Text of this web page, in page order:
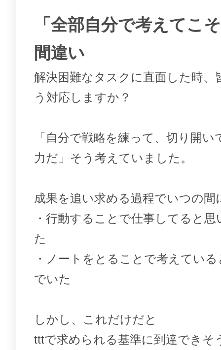
「全部自分で考えてこ
間違い
解決困難なタスクに直面した時、
う対応しますか？
「自分で戦略を練って、切り開い
力だ」そう考えていました。
成果を追い求める過程でいつの間
・行動することで仕事してると
た
・ノートをとることで考えてい
でいた
しかし、これだけだと
tttで求められる基準に到達できそ